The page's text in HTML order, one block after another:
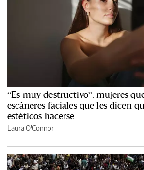
“Es muy destructivo”: mujeres
escáneres faciales que les dicen
estéticos hacerse
Laura O'Connor